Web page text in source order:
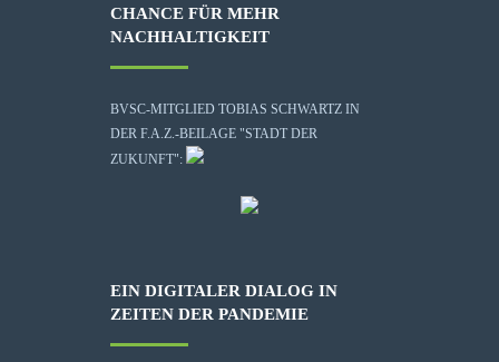
CHANCE FÜR MEHR
NACHHALTIGKEIT
BVSC-MITGLIED TOBIAS SCHWARTZ IN
DER F.A.Z.-BEILAGE "STADT DER
ZUKUNFT":
EIN DIGITALER DIALOG IN
ZEITEN DER PANDEMIE